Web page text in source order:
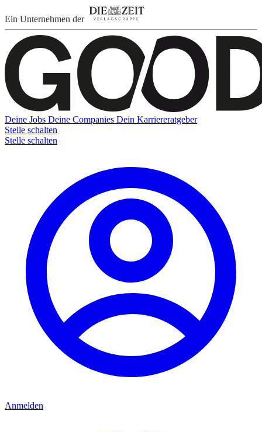
Ein Unternehmen der
Deine Jobs Deine Companies Dein Karriereratgeber
Stelle schalten
Stelle schalten
Anmelden